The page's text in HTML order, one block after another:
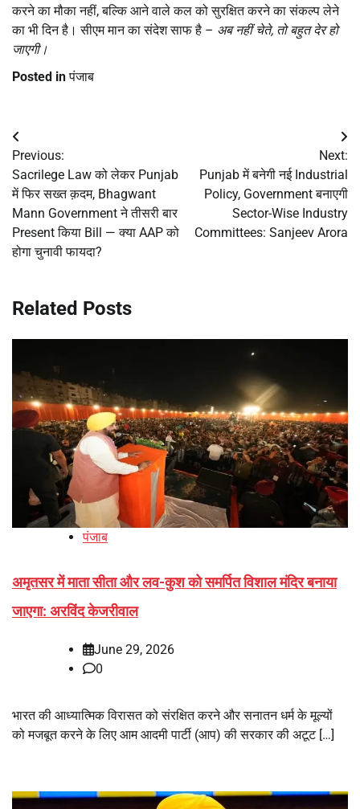
करने का मौका नहीं, बल्कि आने वाले कल को सुरक्षित करने का संकल्प लेने
का भी दिन है। सीएम मान का संदेश साफ है – अब नहीं चेते, तो बहुत देर हो
जाएगी।
Posted inपंजाब
Post
navigation
Previous:
Sacrilege Law को लेकर Punjab
में फिर सख्त क़दम, Bhagwant
Mann Government ने तीसरी बार
Present किया Bill — क्या AAP को
होगा चुनावी फायदा?
Next:
Punjab में बनेगी नई Industrial
Policy, Government बनाएगी
Sector-Wise Industry
Committees: Sanjeev Arora
Related Posts
पंजाब
अमृतसर में माता सीता और लव-कुश को समर्पित विशाल मंदिर बनाया
जाएगा: अरविंद केजरीवाल
June 29, 2026
0
भारत की आध्यात्मिक विरासत को संरक्षित करने और सनातन धर्म के मूल्यों
को मजबूत करने के लिए आम आदमी पार्टी (आप) की सरकार की अटूट […]